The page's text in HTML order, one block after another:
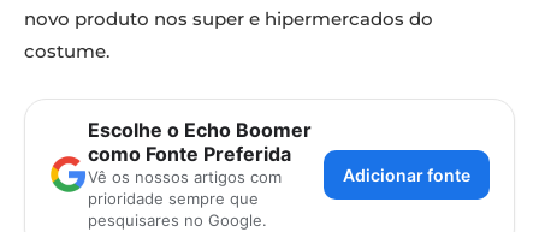
novo produto nos super e hipermercados do
costume.
Escolhe o Echo Boomer
como Fonte Preferida
Vê os nossos artigos com
prioridade sempre que
pesquisares no Google.
Adicionar fonte